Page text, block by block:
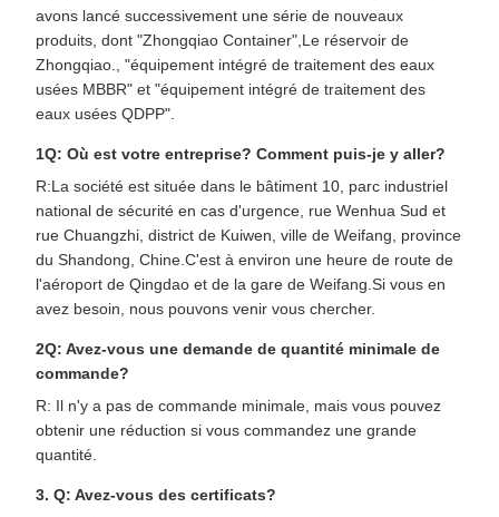
avons lancé successivement une série de nouveaux
produits, dont "Zhongqiao Container",Le réservoir de
Zhongqiao., "équipement intégré de traitement des eaux
usées MBBR" et "équipement intégré de traitement des
eaux usées QDPP".
1Q: Où est votre entreprise? Comment puis-je y aller?
R:La société est située dans le bâtiment 10, parc industriel
national de sécurité en cas d'urgence, rue Wenhua Sud et
rue Chuangzhi, district de Kuiwen, ville de Weifang, province
du Shandong, Chine.C'est à environ une heure de route de
l'aéroport de Qingdao et de la gare de Weifang.Si vous en
avez besoin, nous pouvons venir vous chercher.
2Q: Avez-vous une demande de quantité minimale de
commande?
R: Il n'y a pas de commande minimale, mais vous pouvez
obtenir une réduction si vous commandez une grande
quantité.
3. Q: Avez-vous des certificats?